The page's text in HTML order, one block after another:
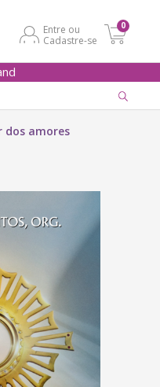
Entre ou
Cadastre-se
0
dos amores